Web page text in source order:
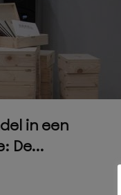
in een
De...